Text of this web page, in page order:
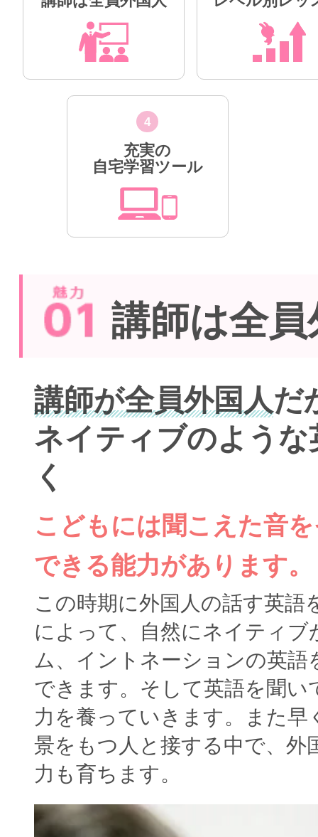
4
充実の
自宅学習ツール
講師は全
講師が全員外国人だ
ネイティブのよう
く
こどもには聞こえた音
できる能力があります。
この時期に外国人の話す英語
によって、自然にネイティブ
ム、イントネーションの英語
できます。そして英語を聞い
力を養っていきます。また早
景をもつ人と接する中で、外
力も育ちます。